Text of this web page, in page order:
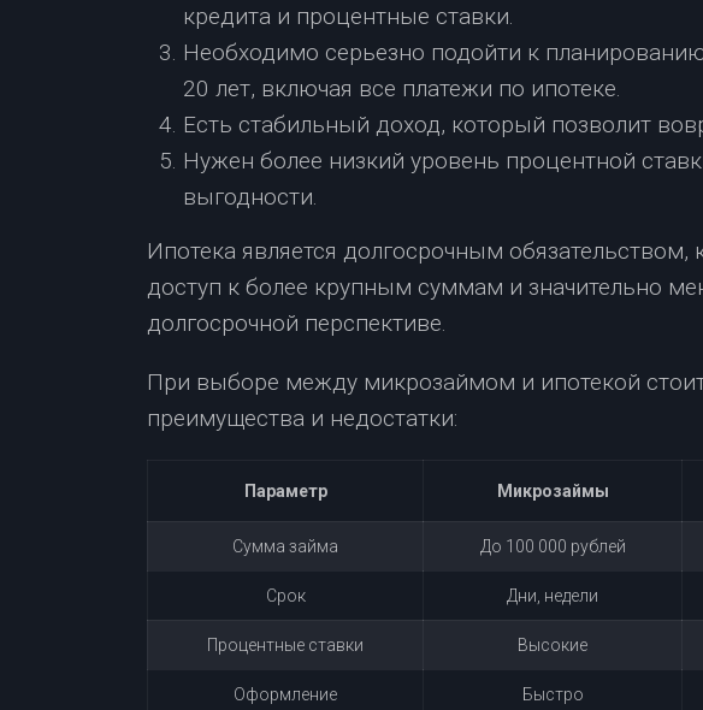
кредита и процентные ставки.
Необходимо серьезно подойти к
20 лет, включая все платежи по ипотеке.
Есть стабильный доход, который позволит
Нужен более низкий уровень процентной
выгодности.
Ипотека является долгосрочным обязательством,
доступ к более крупным суммам и значительно
долгосрочной перспективе.
При выборе между микрозаймом и ипотекой
преимущества и недостатки:
Параметр Микрозаймы
Сумма займа До 100 000 рублей
Срок Дни, недели
Процентные ставки Высокие
Оформление Быстро